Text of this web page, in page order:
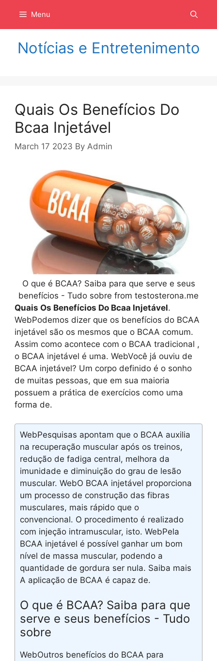
isi
Menu
Notícias e Entretenimento
Quais Os Benefícios Do
Bcaa Injetável
March 17 2023 By Admin
O que é BCAA? Saiba para que serve e seus
benefícios - Tudo sobre from testosterona.me
Quais Os Benefícios Do Bcaa Injetável.
WebPodemos dizer que os benefícios do BCAA
injetável são os mesmos que o BCAA comum.
Assim como acontece com o BCAA tradicional ,
o BCAA injetável é uma. WebVocê já ouviu de
BCAA injetável? Um corpo definido é o sonho
de muitas pessoas, que em sua maioria
possuem a prática de exercícios como uma
forma de.
WebPesquisas apontam que o BCAA auxilia
na recuperação muscular após os treinos,
redução de fadiga central, melhora da
imunidade e diminuição do grau de lesão
muscular. WebO BCAA injetável proporciona
um processo de construção das fibras
musculares, mais rápido que o
convencional. O procedimento é realizado
com injeção intramuscular, isto. WebPela
BCAA injetável é possível ganhar um bom
nível de massa muscular, podendo a
quantidade de gordura ser nula. Saiba mais
A aplicação de BCAA é capaz de.
O que é BCAA? Saiba para que
serve e seus benefícios - Tudo
sobre
WebOutros benefícios do BCAA para